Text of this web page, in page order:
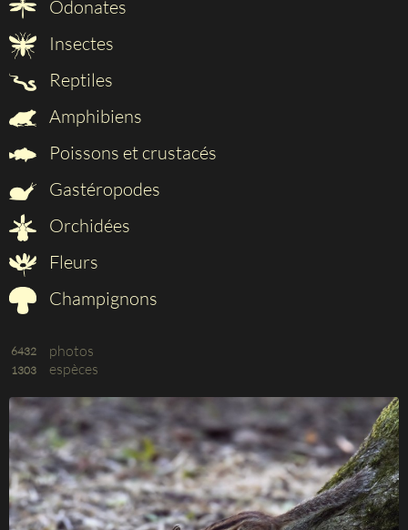
Odonates
Insectes
Reptiles
Amphibiens
Poissons et crustacés
Gastéropodes
Orchidées
Fleurs
Champignons
6432 photos
1303 espèces